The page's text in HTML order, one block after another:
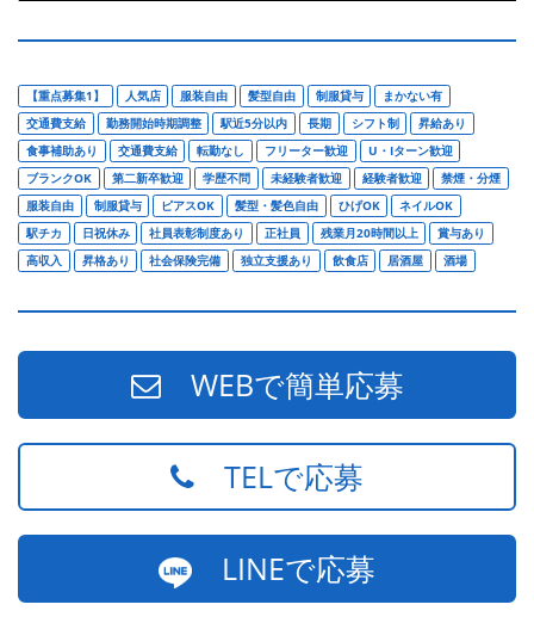
【重点募集1】 人気店 服装自由 髪型自由 制服貸与
まかない有
交通費支給
勤務開始時期調整 駅近5分以内 長期 シフト制
昇給あり
食事補助あり
交通費支給 転勤なし フリーター歓迎
U・Iターン歓迎
ブランクOK
第二新卒歓迎 学歴不問 未経験者歓迎 経験者歓迎
禁煙・分煙
服装自由
制服貸与 ピアスOK 髪型・髪色自由 ひげOK
ネイルOK
駅チカ
日祝休み 社員表彰制度あり 正社員 残業月20時間以上
賞与あり
高収入
昇格あり 社会保険完備 独立支援あり 飲食店 居酒屋 酒場
WEBで簡単応募
TELで応募
LINEで応募